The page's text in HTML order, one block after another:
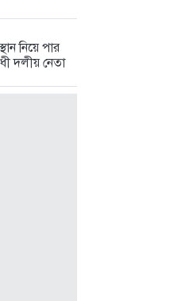
নিয়ে পার
দলীয় নেতা